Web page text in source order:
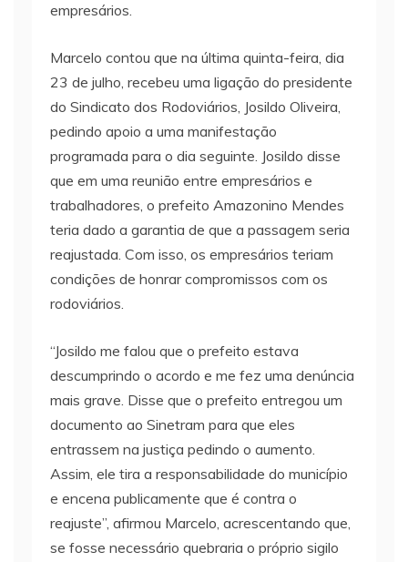
empresários.
Marcelo contou que na última quinta-feira, dia
23 de julho, recebeu uma ligação do presidente
do Sindicato dos Rodoviários, Josildo Oliveira,
pedindo apoio a uma manifestação
programada para o dia seguinte. Josildo disse
que em uma reunião entre empresários e
trabalhadores, o prefeito Amazonino Mendes
teria dado a garantia de que a passagem seria
reajustada. Com isso, os empresários teriam
condições de honrar compromissos com os
rodoviários.
“Josildo me falou que o prefeito estava
descumprindo o acordo e me fez uma denúncia
mais grave. Disse que o prefeito entregou um
documento ao Sinetram para que eles
entrassem na justiça pedindo o aumento.
Assim, ele tira a responsabilidade do município
e encena publicamente que é contra o
reajuste”, afirmou Marcelo, acrescentando que,
se fosse necessário quebraria o próprio sigilo